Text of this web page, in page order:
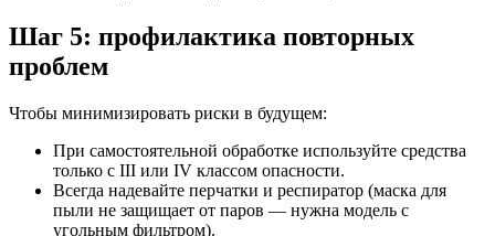
Шаг 5: профилактика повторных
проблем
Чтобы минимизировать риски в будущем:
При самостоятельной обработке используйте средства
только с III или IV классом опасности.
Всегда надевайте перчатки и респиратор (маска для
пыли не защищает от паров — нужна модель с
угольным фильтром).